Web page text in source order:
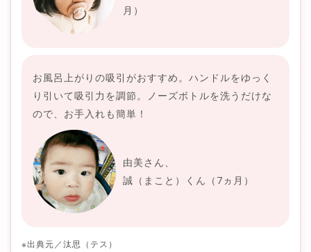
月）
お風呂上がりの吸引がおすすめ。ハンドルをゆっく
り引いて吸引力を調節。ノーズボトルを洗うだけな
ので、お手入れも簡単！
由美さん、
誠（まこと）くん（7ヵ月）
※出典元／汰思（テス）